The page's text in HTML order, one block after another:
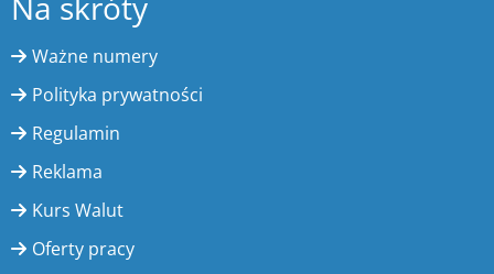
Ważne numery
Polityka prywatności
Regulamin
Reklama
Kurs Walut
Oferty pracy